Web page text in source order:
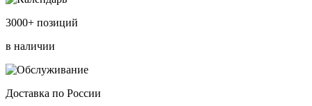
3000+ позиций
в наличии
Доставка по России